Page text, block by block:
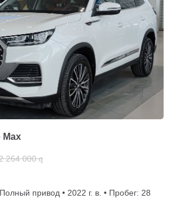
Max
264 000 q
привод • 2022 г. в. • Пробег: 28